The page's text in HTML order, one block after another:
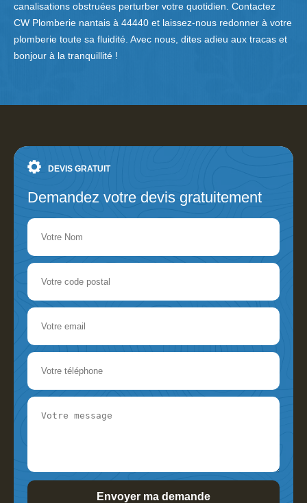
canalisations obstruées perturber votre quotidien. Contactez
CW Plomberie nantais à 44440 et laissez-nous redonner à votre
plomberie toute sa fluidité. Avec nous, dites adieu aux tracas et
bonjour à la tranquillité !
DEVIS GRATUIT
Demandez votre devis gratuitement